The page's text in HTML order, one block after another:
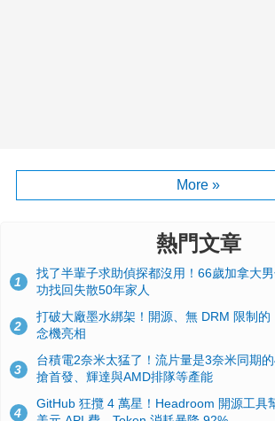
More »
熱門文章
1
找了半輩子求助偵探都沒用！66歲加拿大
功找回失散50年家人
2
打破大廠墨水綁架！開源、無 DRM 限制
念機亮相
3
台積電2奈米太猛了！流片量是3奈米同期
搶首發、輝達與AMD排隊等產能
4
GitHub 狂攬 4 萬星！Headroom 開源工具